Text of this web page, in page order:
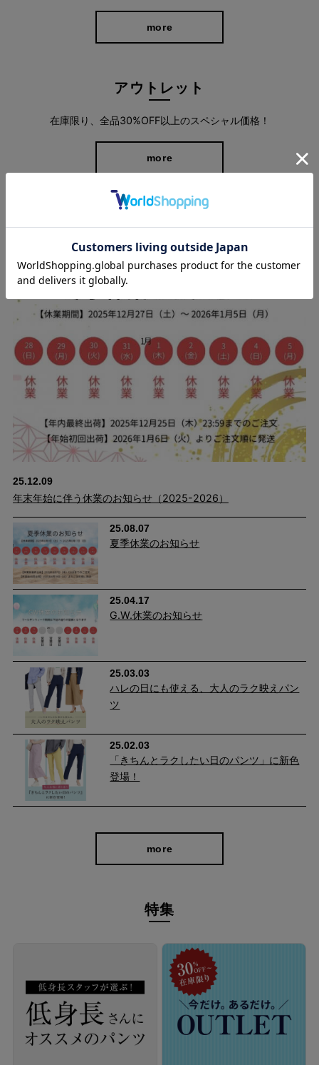
【洗濯機で洗える】機能性バツグンなパンツ
大手生地メーカーの帝人フロンティア株式会社が開発し
た“BEAUTILITYⓇBW”を使用。 撥水性、防汚性、ＵＶカット
（紫外線遮蔽率９５％以上）、淡い色でも透けにくい防透性、
360°全方向に伸びるストレッチ性と、この１本に機能が盛りだく
さん。 さらに、帝人フロンティアの耐久防汚加工「ダストップ
®21」を使用したことで、ついてしまった汚れもご家庭での洗濯
で落ちやすくなりました。
脇のラインをヒップから裾にかけて前身頃側に寄せることで、シ
フェイクの前立てがあるため、短いトップスとあわせたりトップ
スインもOK。 裾スリットからのぞく足首が華奢見えするので、
女性らしくも軽やかな印象になりますよ。
more
アウトレット
在庫限り、全品30%OFF以上のスペシャル価格！
more
25.12.09
年末年始に伴う休業のお知らせ（2025-2026）
25.08.07
夏季休業のお知らせ
25.04.17
G.W.休業のお知らせ
25.03.03
ハレの日にも使える、大人のラク映えパン
ツ
25.02.03
「きちんとラクしたい日のパンツ」に新色
登場！
more
特集